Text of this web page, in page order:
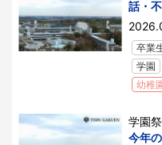
話・
卒業
学園
幼稚
学園
今年